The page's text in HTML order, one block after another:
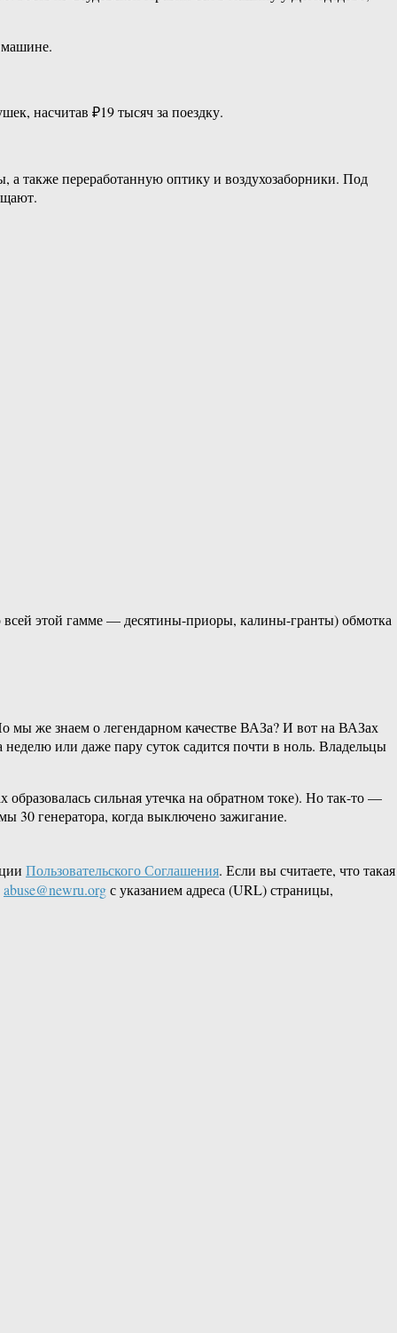
машине.
насчитав ₽19 тысяч за поездку.
также переработанную оптику и воздухозаборники. Под
этой гамме — десятины-приоры, калины-гранты) обмотка
мы же знаем о легендарном качестве ВАЗа? И вот на ВАЗах
или даже пару суток садится почти в ноль. Владельцы
сильная утечка на обратном токе). Но так-то —
30 генератора, когда выключено зажигание.
Пользовательского Соглашения. Если вы считаете, что такая
abuse@newru.orgс указанием адреса (URL) страницы,